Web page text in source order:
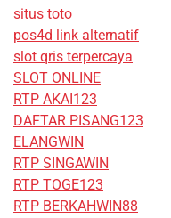
situs toto
pos4d link alternatif
slot qris terpercaya
SLOT ONLINE
RTP AKAI123
DAFTAR PISANG123
ELANGWIN
RTP SINGAWIN
RTP TOGE123
RTP BERKAHWIN88